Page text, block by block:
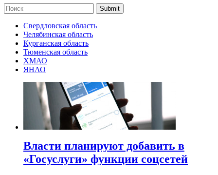
Submit
Свердловская область
Челябинская область
Курганская область
Тюменская область
ХМАО
ЯНАО
Власти планируют добавить в
«Госуслуги» функции соцсетей